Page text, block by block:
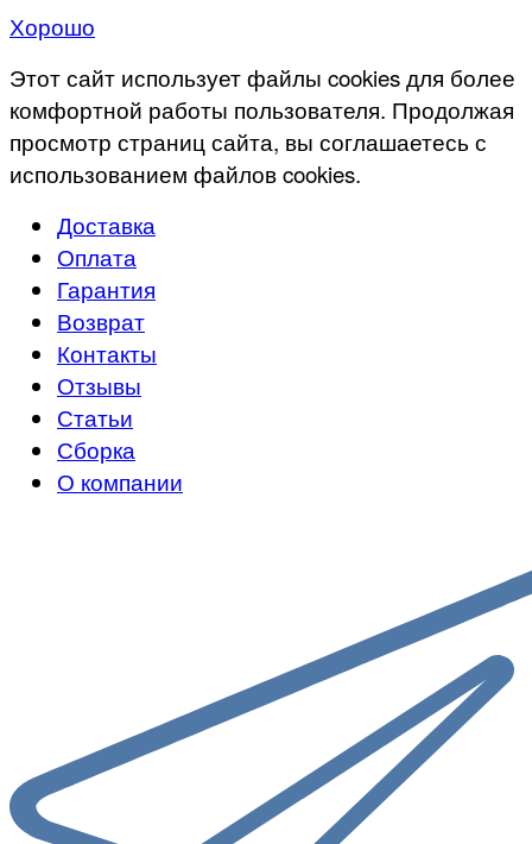
Хорошо
Этот сайт использует файлы cookies для более
комфортной работы пользователя. Продолжая
просмотр страниц сайта, вы соглашаетесь с
использованием файлов cookies.
Доставка
Оплата
Гарантия
Возврат
Контакты
Отзывы
Статьи
Сборка
О компании